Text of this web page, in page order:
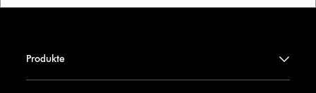
Produkte